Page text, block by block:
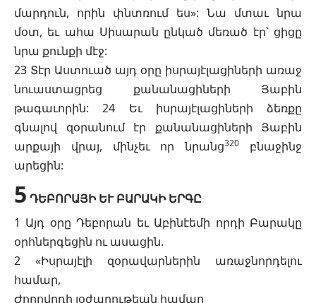
մարդուն, որին փնտռում ես»: Նա մտաւ նրա
մօտ, եւ ահա Սիսարան ընկած մեռած էր՝ ցիցը
նրա քունքի մէջ:
23 Տէր Աստուած այդ օրը իսրայէլացիների առաջ
նուաստացրեց քանանացիների Յաբին
թագաւորին: 24 Եւ իսրայէլացիների ձեռքը
գնալով զօրանում էր քանանացիների Յաբին
արքայի վրայ, մինչեւ որ նրանց320
բնաջինջ
արեցին:
5 ԴԵԲՈՐԱՅԻ ԵՒ ԲԱՐԱԿԻ ԵՐԳԸ
1 Այդ օրը Դեբորան եւ Աբինէեմի որդի Բարակը
օրհներգեցին ու ասացին.
2 «Իսրայէլի զօրավարներին առաջնորդելու
համար,
Ժողովրդի յօժարութեան համար